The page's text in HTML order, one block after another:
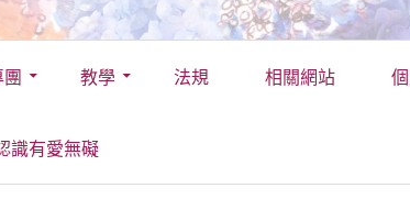
教學 法規 相關網站
識有愛無礙